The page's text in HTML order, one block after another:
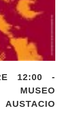
12:00 -
MUSEO